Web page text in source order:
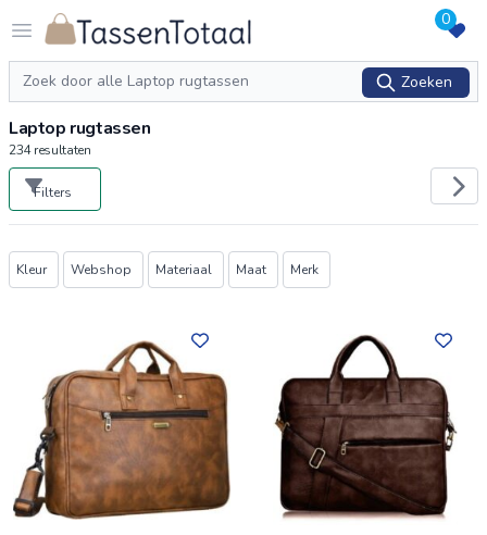
Open menu
Logo Tassentotaal.nl 0
Zoeken
Zoeken
Laptop rugtassen
234resultaten
Filters
Producten
Kleur Webshop Materiaal Maat Merk